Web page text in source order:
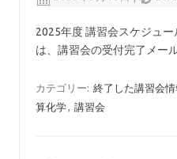
2025年度 講習会スケジュ
は、講習会の受付完了メ
カテゴリー: 終了した講習会情
算化学, 講習会